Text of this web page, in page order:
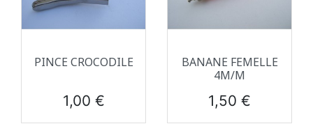
PINCE CROCODILE
Prix
1,00 €
BANANE FEMELLE
4M/M
Prix
1,50 €